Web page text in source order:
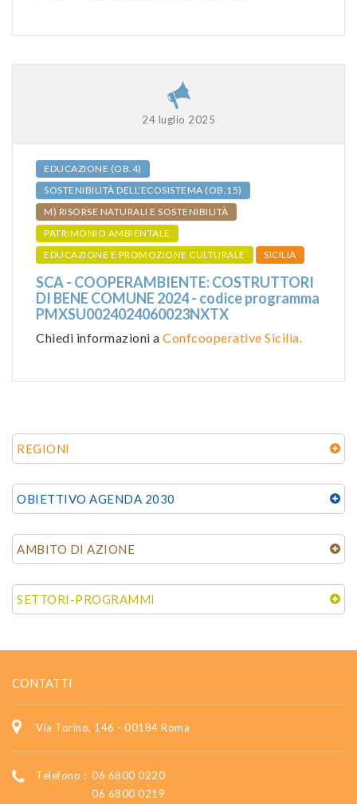
24 luglio 2025
EDUCAZIONE (OB.4)
SOSTENIBILITÀ DELL’ECOSISTEMA (OB.15)
M) RISORSE NATURALI E SOSTENIBILITÀ
PATRIMONIO AMBIENTALE
EDUCAZIONE E PROMOZIONE CULTURALE
SICILIA
SCA - COOPERAMBIENTE: COSTRUTTORI
DI BENE COMUNE 2024 - codice programma
PMXSU0024024060023NXTX
Chiedi informazioni a Confcooperative Sicilia.
REGIONI
OBIETTIVO AGENDA 2030
AMBITO DI AZIONE
SETTORI-PROGRAMMI
CONTATTI
Via Torino, 146 - 00184 Roma
Telefono : 06 6800 0220
06 6800 0219